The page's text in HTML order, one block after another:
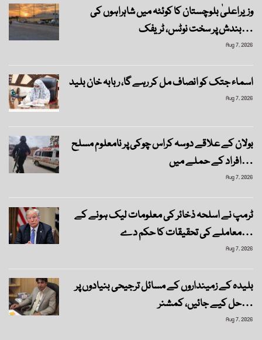
وزیراعلیٰ بلوچستان کا کوئٹہ میں شاہراہوں کی
بندش پر سخت نوٹس، ٹریفک…
Aug 7, 2026
اسماء جتک کو انصاف مل کر رہے گا، ربابہ خان بلید
Aug 7, 2026
بولان کے علاقے دوسہ کراس چوکی پر نامعلوم مسلح
افراد کے حملے میں…
Aug 7, 2026
ٹرمپ نے اسلحہ ذخائر کی معلومات لیک ہونے کے
معاملے کی تحقیقات کا حکم دے…
Aug 7, 2026
بلیدہ کے زمینداروں کے مسائل ترجیحی بنیادوں پر
حل کیے جائیں، کمشنر…
Aug 7, 2026